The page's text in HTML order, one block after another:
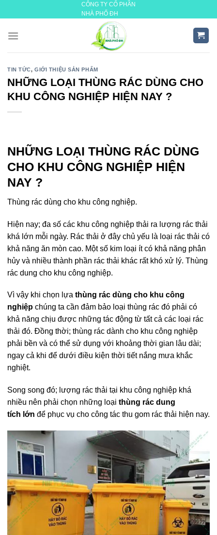
to
CÔNG TY CỔ PHẦN
NHÀ PHỐ ĐH
TIN TỨC,GIỚI THIỆU SẢN PHẨM
NHỮNG LOẠI THÙNG RÁC DÙNG CHO
KHU CÔNG NGHIỆP HIỆN NAY ?
NHỮNG LOẠI THÙNG RÁC DÙNG
CHO KHU CÔNG NGHIỆP HIỆN
NAY ?
Thùng rác dùng cho khu công nghiệp.
Hiện nay; đa số các khu công nghiệp thải ra lượng rác thải
khá lớn mỗi ngày. Rác thải ở đây chủ yếu là loại rác thải có
khả năng ăn mòn cao. Một số kim loại ít có khả năng phân
hủy và nhiều thành phần rác thải khác rất khó xử lý. Thùng
rác dung cho khu công nghiệp.
Vì vậy khi chọn lựa thùng rác dùng cho khu công
nghiệp chúng ta cần đảm bảo loại thùng rác đó phải có
khả năng chịu được những tác động từ tất cả các loại rác
thải đó. Đồng thời; thùng rác dành cho khu công nghiệp
phải bền và có thể sử dụng với khoảng thời gian lâu dài;
ngay cả khi để dưới điều kiện thời tiết nắng mưa khắc
nghiệt.
Song song đó; lượng rác thải tại khu công nghiệp khá
nhiều nên phải chọn những loại thùng rác dung
tích lớn để phục vụ cho công tác thu gom rác thải hiện nay.